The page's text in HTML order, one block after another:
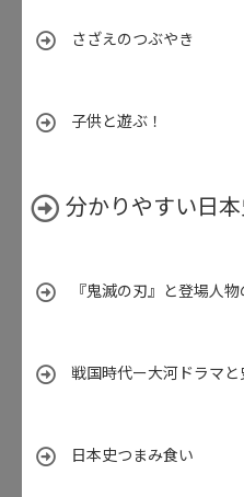
さざえのつぶやき
子供と遊ぶ！
分かりやすい日本
『鬼滅の刃』と登場人
戦国時代ー大河ドラマと
日本史つまみ食い